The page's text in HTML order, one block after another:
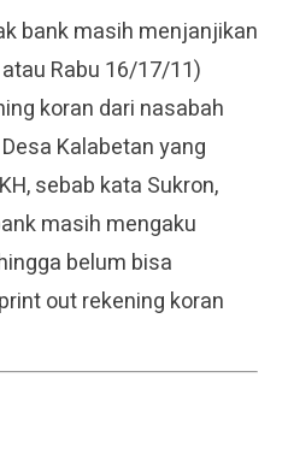
bank masih menjanjikan
Rabu 16/17/11)
koran dari nasabah
Kalabetan yang
sebab kata Sukron,
masih mengaku
belum bisa
out rekening koran